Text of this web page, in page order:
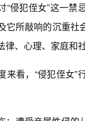
“侵犯侄女”这一
它所敲响的沉重
律、心理、家庭和
来看，“侵犯侄女